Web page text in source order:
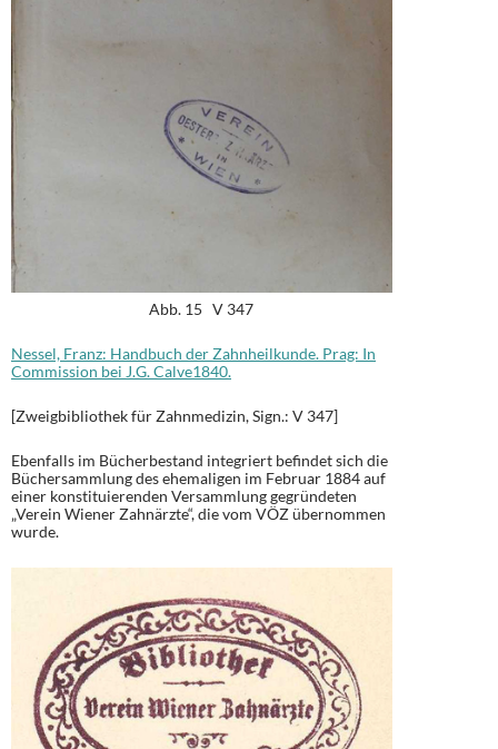
Abb. 15 V 347
Nessel, Franz: Handbuch der Zahnheilkunde. Prag: In
Commission bei J.G. Calve1840.
[Zweigbibliothek für Zahnmedizin, Sign.: V 347]
Ebenfalls im Bücherbestand integriert befindet sich die
Büchersammlung des ehemaligen im Februar 1884 auf
einer konstituierenden Versammlung gegründeten
„Verein Wiener Zahnärzte“, die vom VÖZ übernommen
wurde.